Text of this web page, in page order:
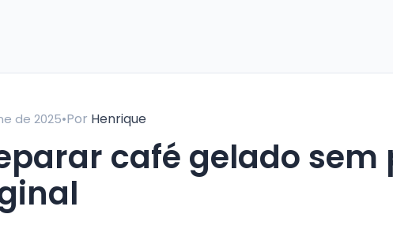
de 2025•Por Henrique